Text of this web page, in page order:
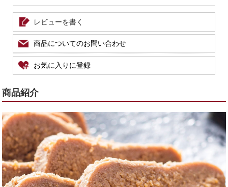
レビューを書く
商品についてのお問い合わせ
お気に入りに登録
商品紹介